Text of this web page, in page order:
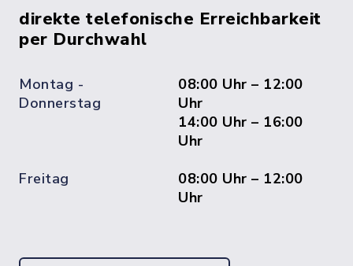
direkte telefonische Erreichbarkeit
per Durchwahl
Montag -
Donnerstag
08:00 Uhr – 12:00
Uhr
14:00 Uhr – 16:00
Uhr
Freitag
08:00 Uhr – 12:00
Uhr